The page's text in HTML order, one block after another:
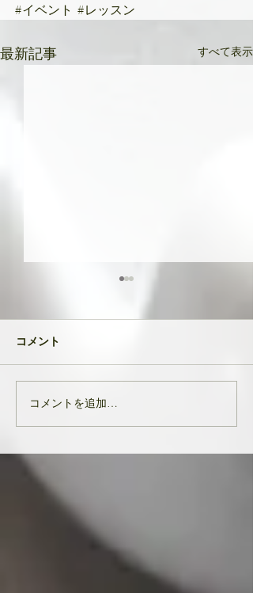
#イベント #レッスン
最新記事 すべて表示
生徒さんと私
コメント
コメントを追加…